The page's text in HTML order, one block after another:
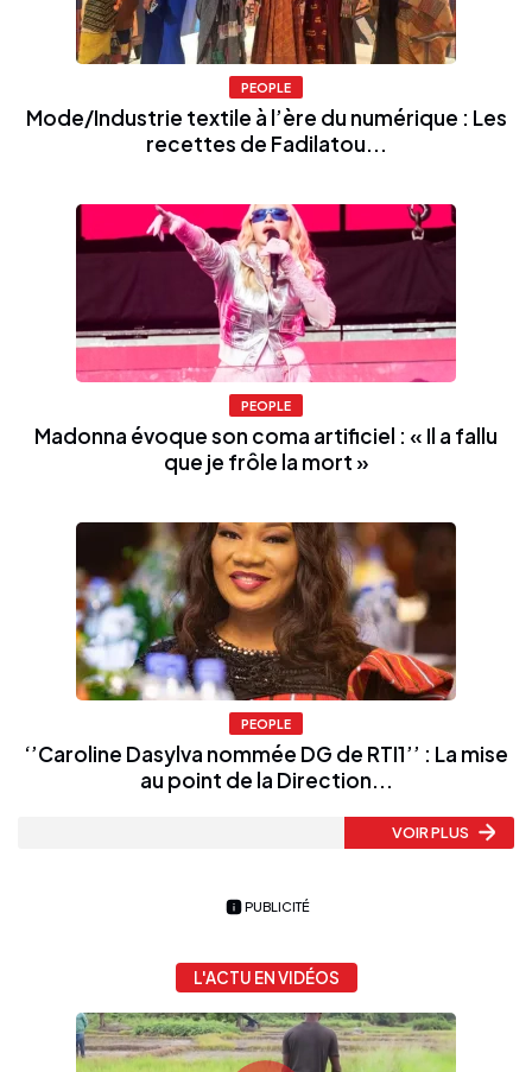
PEOPLE
Mode/Industrie textile à l’ère du numérique : Les
recettes de Fadilatou...
PEOPLE
Madonna évoque son coma artificiel : « Il a fallu
que je frôle la mort »
PEOPLE
‘’Caroline Dasylva nommée DG de RTI1’’ : La mise
au point de la Direction...
VOIR PLUS
PUBLICITÉ
L'ACTU EN VIDÉOS